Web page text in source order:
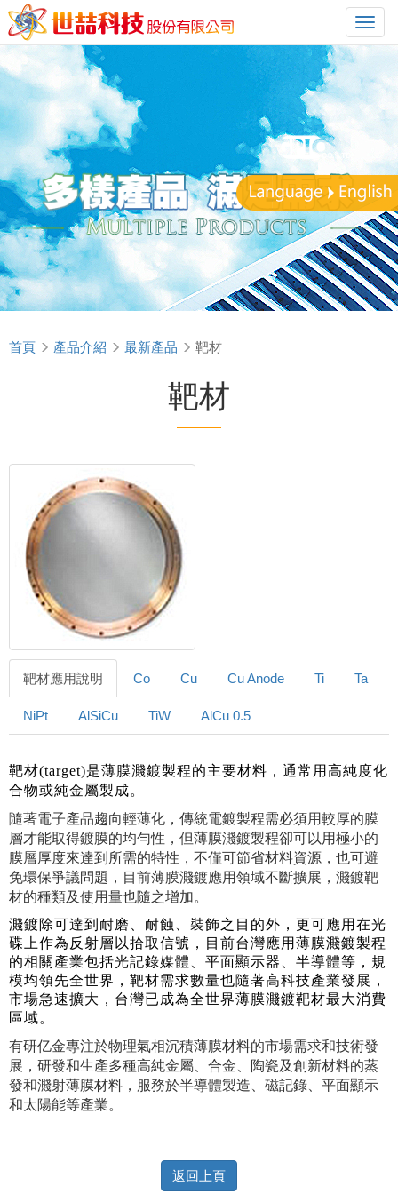
選
單
換
首頁 產品介紹 最新產品 靶材
靶材
靶材應用說明 Co Cu Cu Anode Ti Ta
NiPt AlSiCu TiW AlCu 0.5
靶材(target)是薄膜濺鍍製程的主要材料，通常用高純度化
合物或純金屬製成。
隨著電子產品趨向輕薄化，傳統電鍍製程需必須用較厚的膜
層才能取得鍍膜的均勻性，但薄膜濺鍍製程卻可以用極小的
膜層厚度來達到所需的特性，不僅可節省材料資源，也可避
免環保爭議問題，目前薄膜濺鍍應用領域不斷擴展，濺鍍靶
材的種類及使用量也隨之增加。
濺鍍除可達到耐磨、耐蝕、裝飾之目的外，更可應用在光
碟上作為反射層以拾取信號，目前台灣應用薄膜濺鍍製程
的相關產業包括光記錄媒體、平面顯示器、半導體等，規
模均領先全世界，靶材需求數量也隨著高科技產業發展，
市場急速擴大，台灣已成為全世界薄膜濺鍍靶材最大消費
區域。
有研亿金專注於物理氣相沉積薄膜材料的市場需求和技術發
展，研發和生產多種高純金屬、合金、陶瓷及創新材料的蒸
發和濺射薄膜材料，服務於半導體製造、磁記錄、平面顯示
和太陽能等產業。
返回上頁